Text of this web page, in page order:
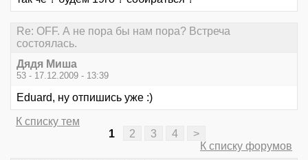
Re: OFF. А не пора бы нам пора? Встреча
состоялась.
Дядя Миша
53 - 17.12.2009 - 13:39
Eduard, ну отпишись уже :)
К списку тем
1
2 3 4
>
К списку форумов